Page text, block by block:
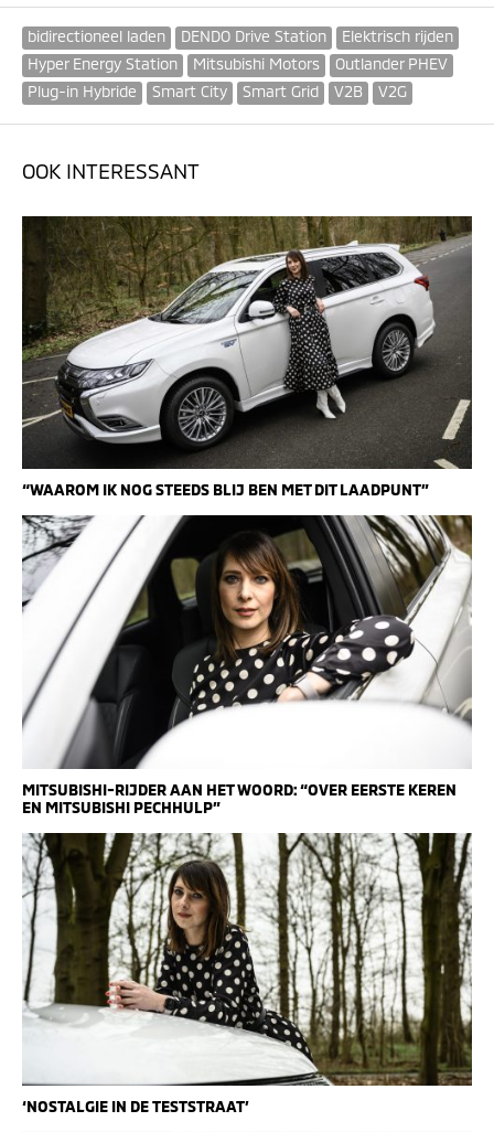
bidirectioneel laden DENDO Drive Station
Elektrisch rijden
Hyper Energy Station
Mitsubishi Motors
Outlander PHEV
Plug-in Hybride
Smart City Smart Grid V2B V2G
OOK INTERESSANT
“WAAROM IK NOG STEEDS BLIJ BEN MET DIT LAADPUNT”
MITSUBISHI-RIJDER AAN HET WOORD: “OVER EERSTE KEREN
EN MITSUBISHI PECHHULP”
‘NOSTALGIE IN DE TESTSTRAAT’